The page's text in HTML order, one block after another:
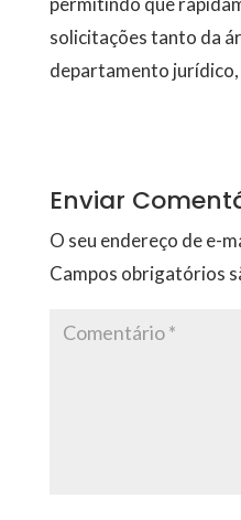
solicitações tanto da
departamento jurídico,
Enviar
O seu endereço de e-
Campos obrigatórios